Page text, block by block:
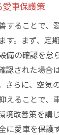
愛車保護策
することで、
す。まず、定
備の確認を怠
認された場合
さらに、空気
えることで、
境改善策を講
に愛車を保護